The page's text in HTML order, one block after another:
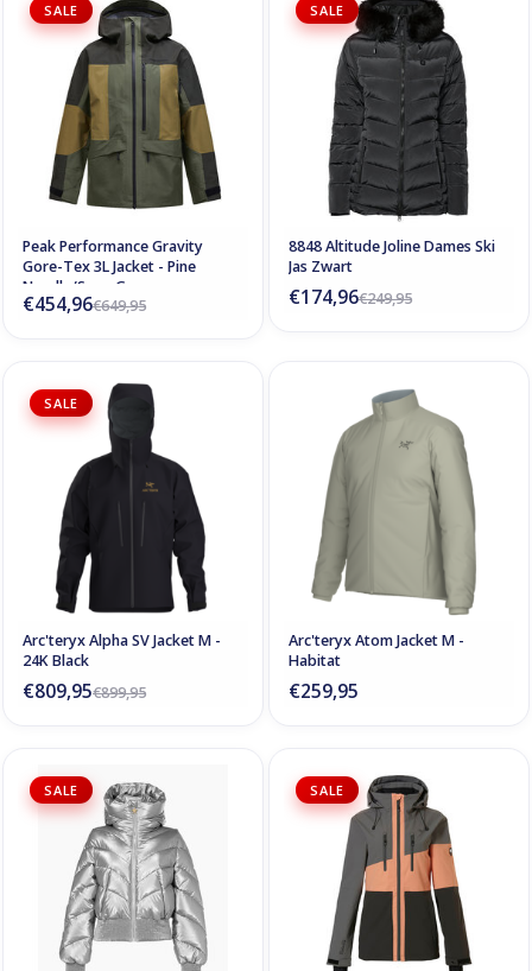
SALE
Peak Performance Gravity
Gore-Tex 3L Jacket - Pine
Needle/Snap Green
€649,95
€454,96
SALE
8848 Altitude Joline Dames Ski
Jas Zwart
€249,95
€174,96
SALE
Arc'teryx Alpha SV Jacket M -
24K Black
€899,95
€809,95
Arc'teryx Atom Jacket M -
Habitat
€259,95
SALE SALE